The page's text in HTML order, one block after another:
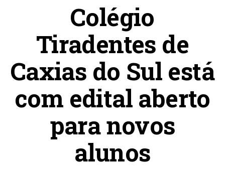
Colégio
Tiradentes de
Caxias do Sul está
com edital aberto
para novos
alunos